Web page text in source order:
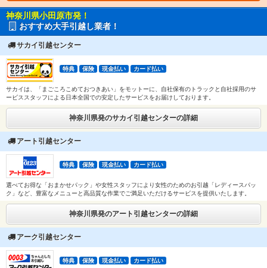
神奈川県小田原市発！
おすすめ大手引越し業者！
サカイ引越センター
特典 保険 現金払い カード払い
サカイは、「まごころこめておつきあい」をモットーに、自社保有のトラックと自社採用のサ
ービススタッフによる日本全国での安定したサービスをお届けしております。
神奈川県発のサカイ引越センターの詳細
アート引越センター
特典 保険 現金払い カード払い
選べてお得な「おまかせパック」や女性スタッフにより女性のためのお引越「レディースパッ
ク」など、豊富なメニューと高品質な作業でご満足いただけるサービスを提供いたします。
神奈川県発のアート引越センターの詳細
アーク引越センター
特典 保険 現金払い カード払い